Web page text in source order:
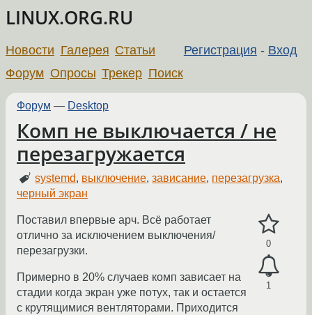
LINUX.ORG.RU
Регистрация - Вход
Новости Галерея Статьи
Форум Опросы Трекер Поиск
Форум — Desktop
Комп не выключается / не
перезагружается
systemd, выключение,зависание, перезагрузка,
черный экран
0
1
Поставил впервые арч. Всё работает
отлично за исключением выключения/
перезагрузки.
Примерно в 20% случаев комп зависает на
стадии когда экран уже потух, так и остается
с крутящимися вентляторами. Приходится